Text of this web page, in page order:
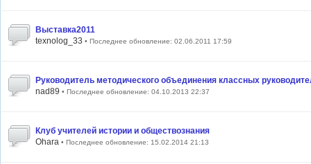
Выставка2011
texnolog_33 • Последнее обновление: 02.06.2011 17:59
Руководитель методического объединения классных
nad89 • Последнее обновление: 04.10.2013 22:37
Клуб учителей истории и обществознания
Ohara • Последнее обновление: 15.02.2014 21:13